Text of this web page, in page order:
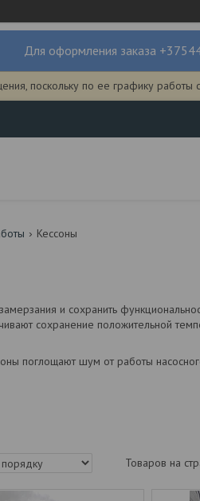
Для оформления заказа
поскольку по ее графику
Кессоны
и сохранить
сохранение положительной
поглощают шум от работы